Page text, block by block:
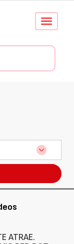
Conmutar
ATRAE.